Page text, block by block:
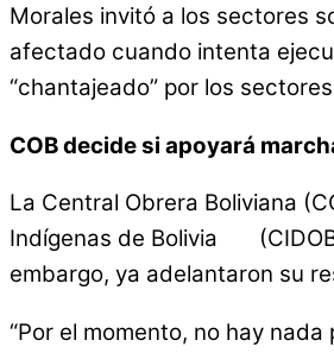
Morales invitó a los sectores
afectado cuando intenta
“chantajeado” por los
COB decide si apoyará
La Central Obrera Boliviana
Indígenas de Bolivia
embargo, ya adelantaron su
“Por el momento, no hay